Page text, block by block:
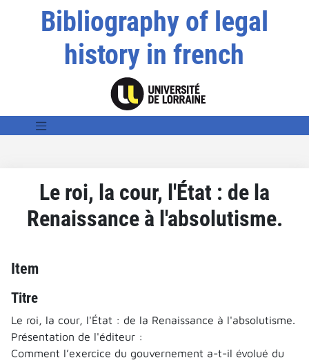
Bibliography of legal
history in french
Le roi, la cour, l'État : de la
Renaissance à l'absolutisme.
Item
Titre
Le roi, la cour, l'État : de la Renaissance à l'absolutisme.
Présentation de l'éditeur :
Comment l’exercice du gouvernement a-t-il évolué du